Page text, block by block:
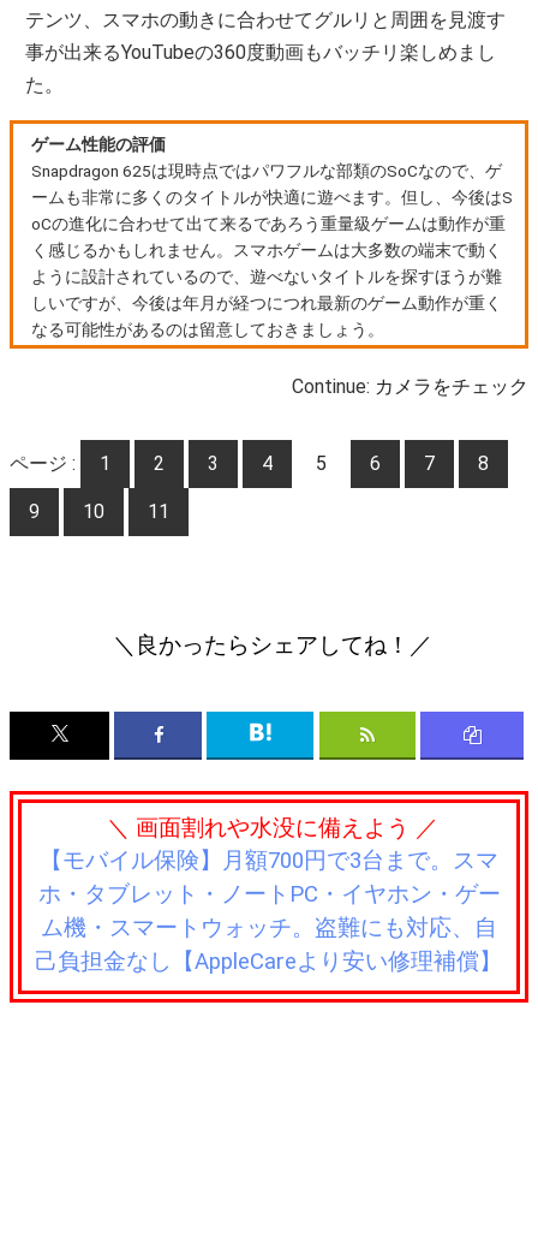
テンツ、スマホの動きに合わせてグルリと周囲を見渡す
事が出来るYouTubeの360度動画もバッチリ楽しめまし
た。
ゲーム性能の評価
Snapdragon 625は現時点ではパワフルな部類のSoCなので、ゲ
ームも非常に多くのタイトルが快適に遊べます。但し、今後はS
oCの進化に合わせて出て来るであろう重量級ゲームは動作が重
く感じるかもしれません。スマホゲームは大多数の端末で動く
ように設計されているので、遊べないタイトルを探すほうが難
しいですが、今後は年月が経つにつれ最新のゲーム動作が重く
なる可能性があるのは留意しておきましょう。
Continue: カメラをチェック
ページ : 1 2 3 4 5 6 7 8
9 10 11
＼良かったらシェアしてね！／
＼ 画面割れや水没に備えよう ／
【モバイル保険】月額700円で3台まで。スマ
ホ・タブレット・ノートPC・イヤホン・ゲー
ム機・スマートウォッチ。盗難にも対応、自
己負担金なし【AppleCareより安い修理補償】